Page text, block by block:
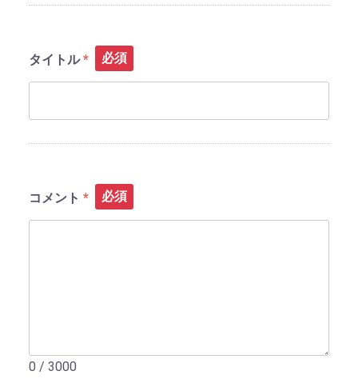
タイトル 必須
コメント 必須
0 / 3000